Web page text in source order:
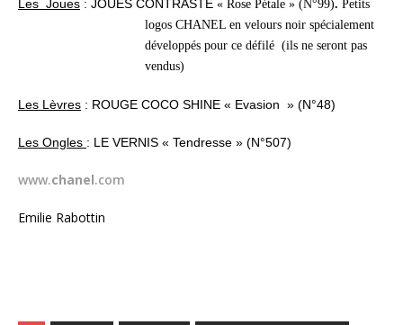
Les Joues : JOUES CONTRASTE « Rose Pétale » (N°99). Petits
logos CHANEL en velours noir spécialement
développés pour ce défilé (ils ne seront pas
vendus)
Les Lèvres : ROUGE COCO SHINE « Evasion » (N°48)
Les Ongles : LE VERNIS « Tendresse » (N°507)
www.chanel.com
Emilie Rabottin